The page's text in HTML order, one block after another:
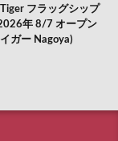
フラッグシップ
年 8/7 オープン
ガー Nagoya)